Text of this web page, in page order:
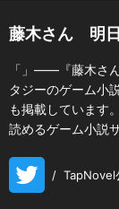
藤木さん 明
「」――『藤木さ
タジーのゲーム小
も掲載しています
読めるゲーム小説
/